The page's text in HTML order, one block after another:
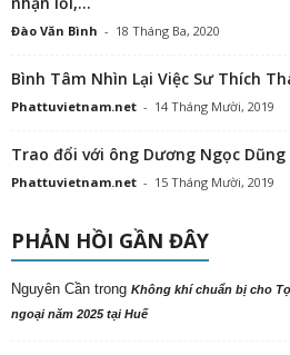
Đào Văn Bình - 18 Tháng Ba, 2020
Bình Tâm Nhìn Lại Việc Sư Thích
Phattuvietnam.net - 14 Tháng Mười, 2019
Trao đổi với ông Dương Ngọc
Phattuvietnam.net - 15 Tháng Mười, 2019
PHẢN HỒI GẦN ĐÂY
Nguyên Cần trong Không khí chuẩn bị cho
ngoại năm 2025 tại Huế